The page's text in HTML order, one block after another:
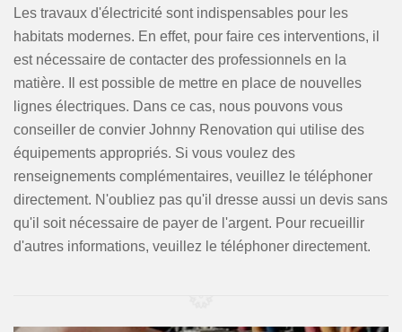
Les travaux d'électricité sont indispensables pour les
habitats modernes. En effet, pour faire ces interventions, il
est nécessaire de contacter des professionnels en la
matière. Il est possible de mettre en place de nouvelles
lignes électriques. Dans ce cas, nous pouvons vous
conseiller de convier Johnny Renovation qui utilise des
équipements appropriés. Si vous voulez des
renseignements complémentaires, veuillez le téléphoner
directement. N'oubliez pas qu'il dresse aussi un devis sans
qu'il soit nécessaire de payer de l'argent. Pour recueillir
d'autres informations, veuillez le téléphoner directement.